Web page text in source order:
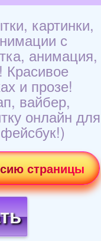
картинки,
с
анимация,
и прозе!
вайбер,
онлайн для
страницы